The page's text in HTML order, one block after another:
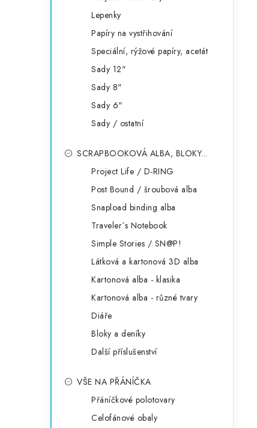
Lepenky
Papíry na vystřihování
Speciální, rýžové papíry, acetát
Sady 12"
Sady 8"
Sady 6"
Sady / ostatní
SCRAPBOOKOVÁ ALBA, BLOKY...
Project Life / D-RING
Post Bound / šroubová alba
Snapload binding alba
Traveler´s Notebook
Simple Stories / SN@P!
Látková a kartonová 3D alba
Kartonová alba - klasika
Kartonová alba - různé tvary
Diáře
Bloky a deníky
Další příslušenství
VŠE NA PŘÁNÍČKA
Přáníčkové polotovary
Celofánové obaly